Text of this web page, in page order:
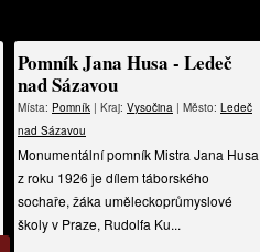
Pomník Jana Husa - Ledeč
nad Sázavou
Místa: Pomník | Kraj: Vysočina | Město: Ledeč
nad Sázavou
Monumentální pomník Mistra Jana Husa
z roku 1926 je dílem táborského
sochaře, žáka uměleckoprůmyslové
školy v Praze, Rudolfa Ku...